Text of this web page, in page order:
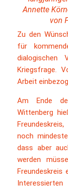
Annette
von
Zu den
für
dialogischen
Kriegsfrage.
Arbeit
Am Ende
Wittenberg
noch
dass aber
werden
Freundeskreis